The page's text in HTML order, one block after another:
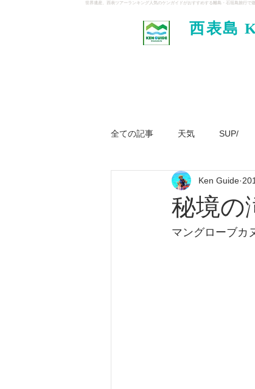
世界遺産、西表ツアーランキング人気のケンガイドがおすすめする離島・石垣島旅行
西表島
全ての記事 天気 SUP/
ジャングル大冒険ツアー
秘境の
Ken Guide
マングローブカ